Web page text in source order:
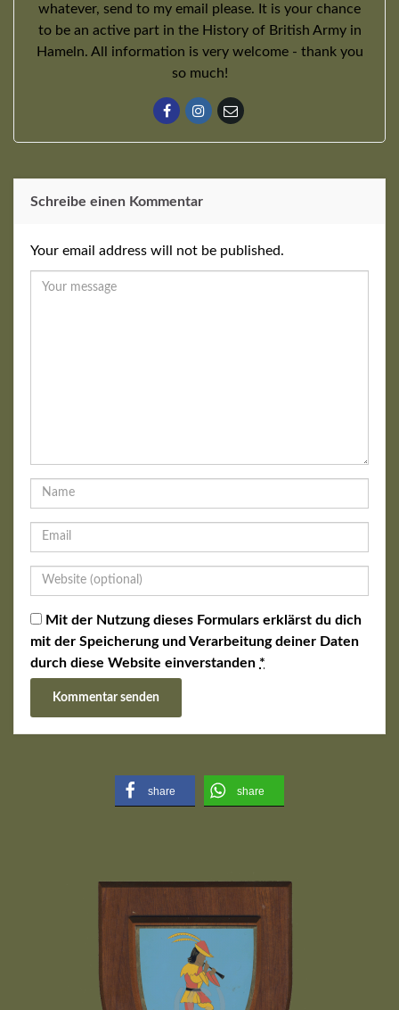
whatever, send to my email please. It is your chance
to be an active part in the History of British Army in
Hameln. All information is very welcome - thank you
so much!
Schreibe einen Kommentar
Your email address will not be published.
Mit der Nutzung dieses Formulars erklärst du dich
mit der Speicherung und Verarbeitung deiner Daten
durch diese Website einverstanden *
share share